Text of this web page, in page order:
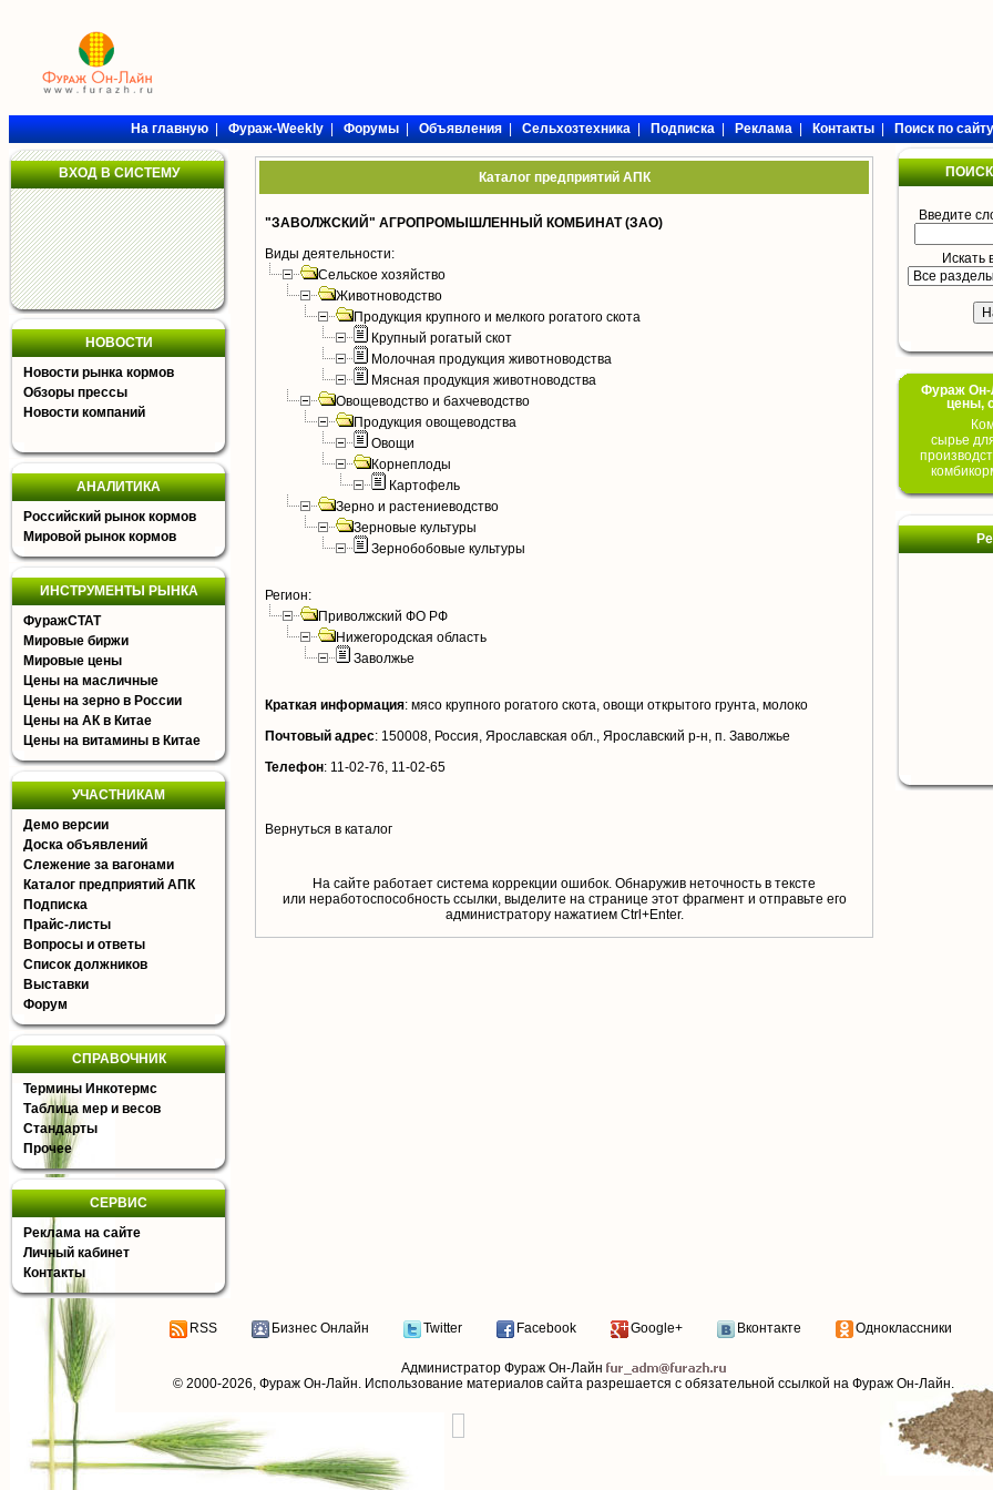
На главную|Фураж-Weekly|Форумы|Объявления|Сельхозтехника|Подписка|Реклама|Контакты|Поиск по сайту
ВХОД В СИСТЕМУ
НОВОСТИ
Новости рынка кормов
Обзоры прессы
Новости компаний
АНАЛИТИКА
Российский рынок кормов
Мировой рынок кормов
ИНСТРУМЕНТЫ РЫНКА
ФуражСТАТ
Мировые биржи
Мировые цены
Цены на масличные
Цены на зерно в России
Цены на АК в Китае
Цены на витамины в Китае
УЧАСТНИКАМ
Демо версии
Доска объявлений
Слежение за вагонами
Каталог предприятий АПК
Подписка
Прайс-листы
Вопросы и ответы
Список должников
Выставки
Форум
СПРАВОЧНИК
Термины Инкотермс
Таблица мер и весов
Стандарты
Прочее
СЕРВИС
Реклама на сайте
Личный кабинет
Контакты
Каталог предприятий АПК
"ЗАВОЛЖСКИЙ" АГРОПРОМЫШЛЕННЫЙ КОМБИНАТ (ЗАО)
Виды деятельности:
Сельское хозяйство
Животноводство
Продукция крупного и мелкого рогатого скота
Крупный рогатый скот
Молочная продукция животноводства
Мясная продукция животноводства
Овощеводство и бахчеводство
Продукция овощеводства
Овощи
Корнеплоды
Картофель
Зерно и растениеводство
Зерновые культуры
Зернобобовые культуры
Регион:
Приволжский ФО РФ
Нижегородская область
Заволжье
Краткая информация: мясо крупного рогатого скота, овощи открытого грунта, молоко
Почтовый адрес: 150008, Россия, Ярославская обл., Ярославский р-н, п. Заволжье
Телефон: 11-02-76, 11-02-65
Вернуться в каталог
На сайте работает система коррекции ошибок. Обнаружив неточность в тексте
или неработоспособность ссылки, выделите на странице этот фрагмент и отправьте его
aдминистратору нажатием Ctrl+Enter.
Введите
Искать
Фураж Он-
цены,
сырье
RSS Бизнес Онлайн Twitter Facebook Google+ Вконтакте Одноклассники
Администратор Фураж Он-Лайн
© 2000-2026, Фураж Он-Лайн. Использование материалов сайта разрешается с обязательной ссылкой на Фураж Он-Лайн.